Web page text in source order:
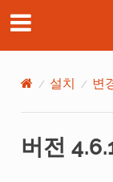
설치 변
버전